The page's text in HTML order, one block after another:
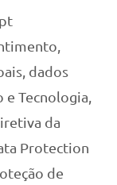
dados
e Tecnologia
da
Protection
de